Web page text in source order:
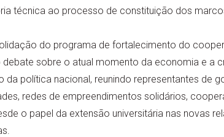
técnica ao processo de constituição dos
do programa de fortalecimento do
debate sobre o atual momento da economia e a
da política nacional, reunindo representantes de
redes de empreendimentos solidários,
o papel da extensão universitária nas novas